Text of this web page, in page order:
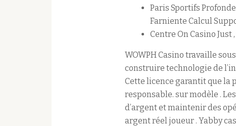
Paris Sportifs
Farniente Calcul
Centre On Casino
WOWPH Casino travaille
construire technologie de
Cette licence garantit que la
responsable. sur modèle .
d’argent et maintenir des
argent réel joueur . Yabby